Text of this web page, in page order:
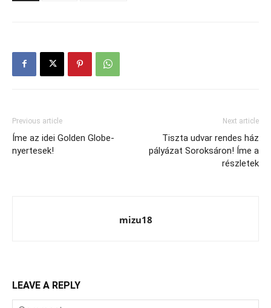
Previous article
Íme az idei Golden Globe-
nyertesek!
Next article
Tiszta udvar rendes ház
pályázat Soroksáron! Íme a
részletek
mizu18
LEAVE A REPLY